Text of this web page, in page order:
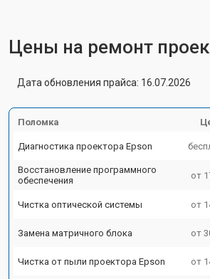
Цены на ремонт
Дата обновления прайса: 16.07.2026
Поломка
Диагностика проектора Epson
Восстановление программного
обеспечения
от
Чистка оптической системы от
Замена матричного блока от
Чистка от пыли проектора Epson от